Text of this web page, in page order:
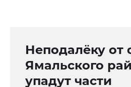
Неподалёку от
Ямальского
упадут части